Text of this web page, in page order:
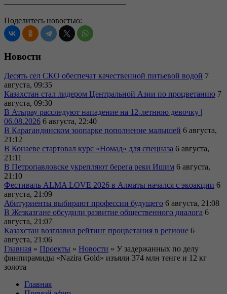
———————————————
Поделитесь новостью:
Новости
Десять сел СКО обеспечат качественной питьевой водой 7
августа, 09:35
Казахстан стал лидером Центральной Азии по процветанию 7
августа, 09:30
В Атырау расследуют нападение на 12-летнюю девочку |
06.08.2026 6 августа, 22:40
В Карагандинском зоопарке пополнение малышей 6 августа,
21:12
В Конаеве стартовал курс «Номад» для спецназа 6 августа,
21:11
В Петропавловске укрепляют берега реки Ишим 6 августа,
21:10
Фестиваль ALMA LOVE 2026 в Алматы начался с экoакции 6
августа, 21:09
Абитуриенты выбирают профессии будущего 6 августа, 21:08
В Жезказгане обсудили развитие общественного диалога 6
августа, 21:07
Казахстан возглавил рейтинг процветания в регионе 6
августа, 21:06
Главная » Проекты » Новости » У задержанных по делу
финпирамиды «Nazira Gold» изъяли 374 млн тенге и 12 кг
золота
Главная